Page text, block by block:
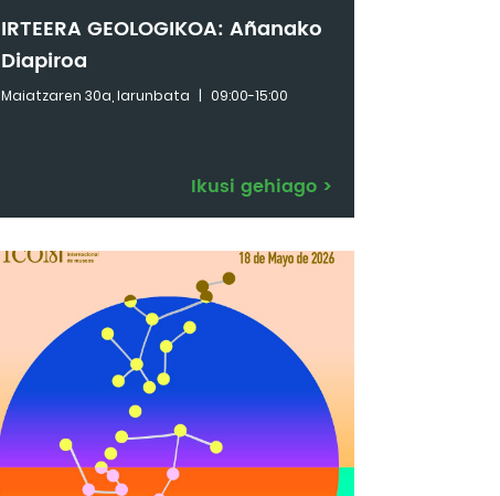
IRTEERA GEOLOGIKOA: Añanako
Diapiroa
Maiatzaren 30a, larunbata | 09:00-15:00
Ikusi gehiago >